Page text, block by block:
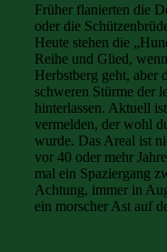
Früher flanierten die
oder die
Heute stehen die
Reihe und Glied,
Herbstberg geht, aber
schweren Stürme der
hinterlassen. Aktuell
vermelden, der wohl
wurde. Das Areal ist
vor 40 oder mehr
mal ein Spaziergang
Achtung, immer in
ein morscher Ast auf